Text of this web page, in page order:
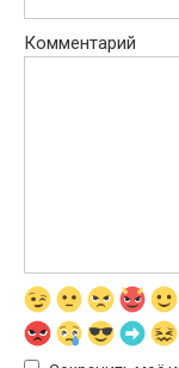
Комментарий